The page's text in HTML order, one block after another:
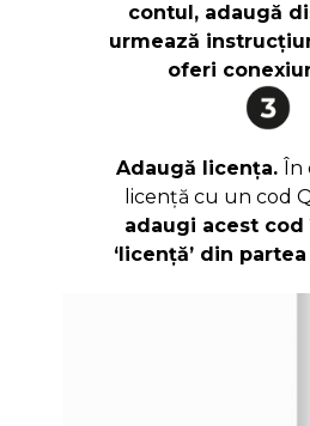
contul, adaugă
urmează
oferi
Adaugă licența.
licență cu un cod
adaugi acest
‘licență’ din partea